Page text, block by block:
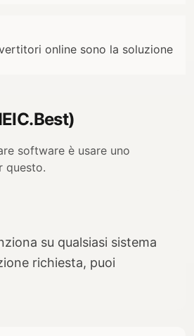
online sono la soluzione
software è usare uno
questo.
su qualsiasi sistema
richiesta, puoi